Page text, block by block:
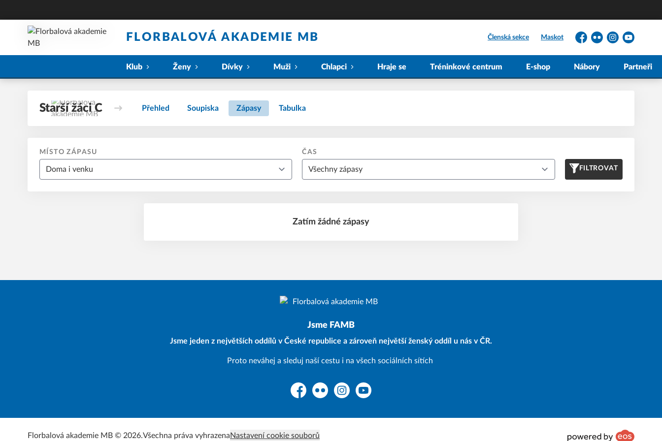
FLORBALOVÁ AKADEMIE MB Členská sekce Maskot
Facebook
FlickrInstagramYouTube
Klub Ženy Dívky Muži Chlapci Hraje se Tréninkové centrum E-shop Nábory Partneři
Starší žáci C Přehled Soupiska Zápasy Tabulka
MÍSTO ZÁPASU ČAS
FILTROVAT
Zatím žádné zápasy
Jsme FAMB
Jsme jeden z největších oddílů v České republice a zároveň největší ženský oddíl u nás v ČR.
Proto neváhej a sleduj naší cestu i na všech sociálních sítích
FacebookFlickr InstagramYouTube
Florbalová akademie MB © 2026.Všechna práva vyhrazenaNastavení cookie souborů